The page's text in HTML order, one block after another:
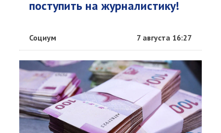
поступить на журналистику!
Социум 7 августа 16:27